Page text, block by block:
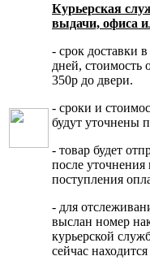
Курьерская
выдачи, офиса
- срок доставки
дней,
350р до двери.
- сроки и
будут уточнены
- товар будет
после уточнения
поступления
- для
выслан номер
курьерской
сейчас